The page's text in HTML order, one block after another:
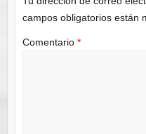
campos obligatorios están
Comentario *